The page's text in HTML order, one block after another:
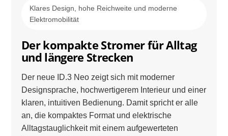
Klares Design, hohe Reichweite und moderne
Elektromobilität
Der kompakte Stromer für Alltag
und längere Strecken
Der neue ID.3 Neo zeigt sich mit moderner
Designsprache, hochwertigerem Interieur und einer
klaren, intuitiven Bedienung. Damit spricht er alle
an, die kompaktes Format und elektrische
Alltagstauglichkeit mit einem aufgewerteten